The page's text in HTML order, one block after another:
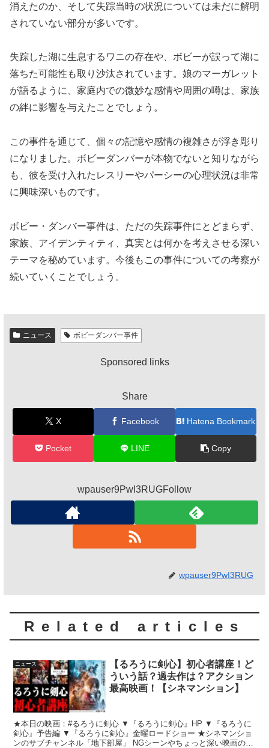
消えたのか、そして失踪当時の状況については未だに解明
されていない部分が多いです。
失踪した湖に生息するワニの存在や、ボビーが誤って湖に
落ちた可能性も取り沙汰されています。娘のマーガレット
が語るように、家庭内での微妙な感情や周囲の噂は、家族
の絆に影響を与えたことでしょう。
この事件を通じて、個々の記憶や感情の複雑さが浮き彫り
になりました。ボビーダンバーが本物でないと知りながら
も、彼を受け入れたレスリーやパーシーの心理状況は非常
に興味深いものです。
ボビー・ダンバー事件は、ただの失踪事件にとどまらず、
家族、アイデンティティ、真実とは何かを考えさせる深い
テーマを秘めています。今後もこの事件についての考察が
続いていくことでしょう。
ニュース ボビーダンバー事件
Sponsored links
Share
X Facebook Hatena Bookmark
Pocket LINE Copy
wpauser9PwI3RUGFollow
wpauser9PwI3RUG
Related articles
ニュース
【るろうに剣心】初心者講座！ど
ういう話？過去作は？アクション
最高映画！【シネマンション】
★本日の映画：#るろうに剣心 ▼『るろうに剣心』HP ▼『るろうに
剣心』予告編 ▼『るろうに剣心』金曜ロードショー ★シネマンショ
ンのサブチャンネル「地下部屋」 NGシーンやちょっと深い映画の